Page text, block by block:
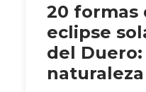
20 formas
eclipse
del
naturaleza